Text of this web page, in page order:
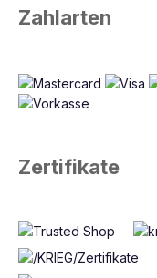
Zahlarten
Zertifikate